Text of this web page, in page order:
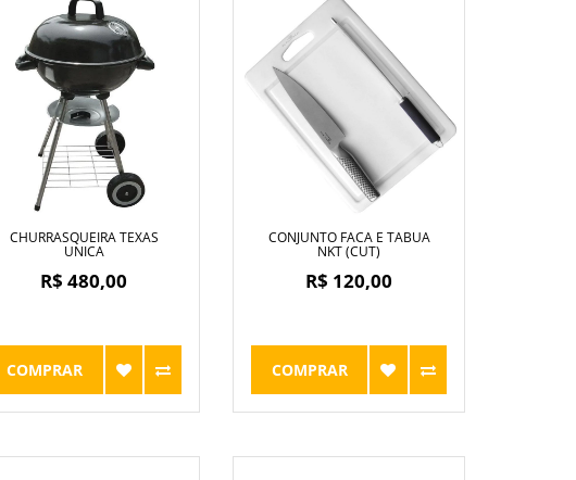
CHURRASQUEIRA TEXAS
UNICA
R$ 480,00
COMPRAR
CONJUNTO FACA E TABUA
NKT (CUT)
R$ 120,00
COMPRAR